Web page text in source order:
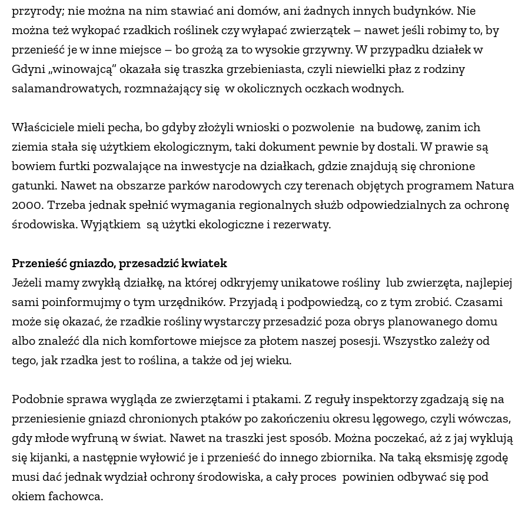
przyrody; nie można na nim stawiać ani domów, ani żadnych innych budynków. Nie
można też wykopać rzadkich roślinek czy wyłapać zwierzątek – nawet jeśli robimy to, by
przenieść je w inne miejsce – bo grożą za to wysokie grzywny. W przypadku działek w
Gdyni „winowajcą” okazała się traszka grzebieniasta, czyli niewielki płaz z rodziny
salamandrowatych, rozmnażający się w okolicznych oczkach wodnych.
Właściciele mieli pecha, bo gdyby złożyli wnioski o pozwolenie na budowę, zanim ich
ziemia stała się użytkiem ekologicznym, taki dokument pewnie by dostali. W prawie są
bowiem furtki pozwalające na inwestycje na działkach, gdzie znajdują się chronione
gatunki. Nawet na obszarze parków narodowych czy terenach objętych programem Natura
2000. Trzeba jednak spełnić wymagania regionalnych służb odpowiedzialnych za ochronę
środowiska. Wyjątkiem są użytki ekologiczne i rezerwaty.
Przenieść gniazdo, przesadzić kwiatek
Jeżeli mamy zwykłą działkę, na której odkryjemy unikatowe rośliny lub zwierzęta, najlepiej
sami poinformujmy o tym urzędników. Przyjadą i podpowiedzą, co z tym zrobić. Czasami
może się okazać, że rzadkie rośliny wystarczy przesadzić poza obrys planowanego domu
albo znaleźć dla nich komfortowe miejsce za płotem naszej posesji. Wszystko zależy od
tego, jak rzadka jest to roślina, a także od jej wieku.
Podobnie sprawa wygląda ze zwierzętami i ptakami. Z reguły inspektorzy zgadzają się na
przeniesienie gniazd chronionych ptaków po zakończeniu okresu lęgowego, czyli wówczas,
gdy młode wyfruną w świat. Nawet na traszki jest sposób. Można poczekać, aż z jaj wyklują
się kijanki, a następnie wyłowić je i przenieść do innego zbiornika. Na taką eksmisję zgodę
musi dać jednak wydział ochrony środowiska, a cały proces powinien odbywać się pod
okiem fachowca.